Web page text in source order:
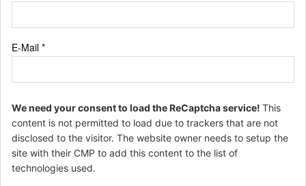
E-Mail *
We need your consent to load the ReCaptcha service! This
content is not permitted to load due to trackers that are not
disclosed to the visitor. The website owner needs to setup the
site with their CMP to add this content to the list of
technologies used.